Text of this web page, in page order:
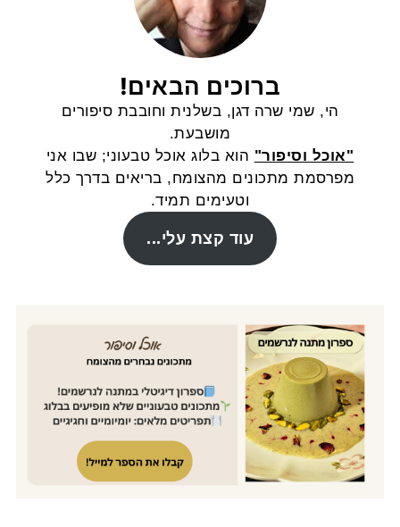
ברוכים הבאים!
הי, שמי שרה דגן, בשלנית וחובבת סיפורים
מושבעת.
"אוכל וסיפור" הוא בלוג אוכל טבעוני; שבו אני
מפרסמת מתכונים מהצומח, בריאים בדרך כלל
וטעימים תמיד.
עוד קצת עלי...